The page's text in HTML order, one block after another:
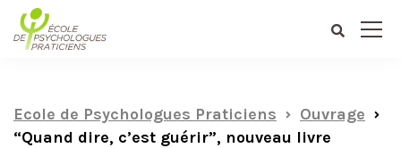
contenu
Ecole de Psychologues Praticiens
Ouvrage
“Quand dire, c’est guérir”, nouveau livre